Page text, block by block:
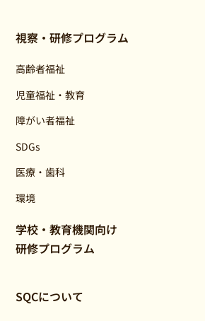
視察・研修プログラム
高齢者福祉
児童福祉・教育
障がい者福祉
SDGs
医療・歯科
環境
学校・教育機関向け
研修プログラム
SQCについて